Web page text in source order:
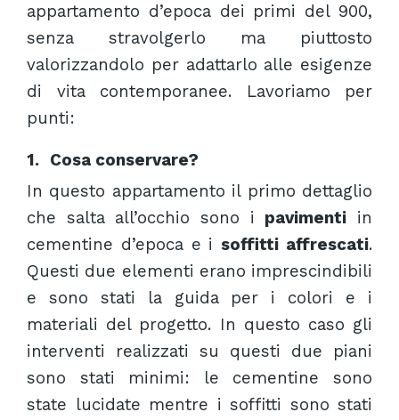
appartamento d’epoca dei primi del 900,
senza stravolgerlo ma piuttosto
valorizzandolo per adattarlo alle esigenze
di vita contemporanee. Lavoriamo per
punti:
1. Cosa conservare?
In questo appartamento il primo dettaglio
che salta all’occhio sono i pavimenti in
cementine d’epoca e i soffitti affrescati.
Questi due elementi erano imprescindibili
e sono stati la guida per i colori e i
materiali del progetto. In questo caso gli
interventi realizzati su questi due piani
sono stati minimi: le cementine sono
state lucidate mentre i soffitti sono stati